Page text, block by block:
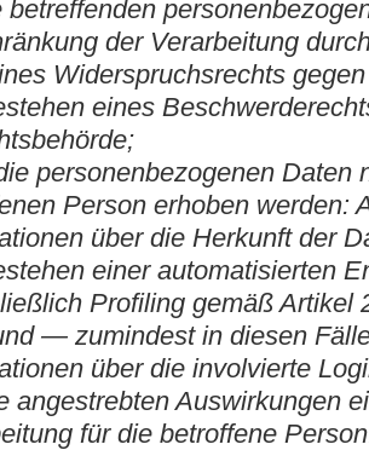
betreffenden
der Verarbeitung
Widerspruchsrechts
eines
personenbezogenen Daten
Person erhoben werden:
über die Herkunft der
einer automatisierten
Profiling gemäß Artikel
— zumindest in diesen
über die involvierte
angestrebten Auswirkungen
für die betroffene